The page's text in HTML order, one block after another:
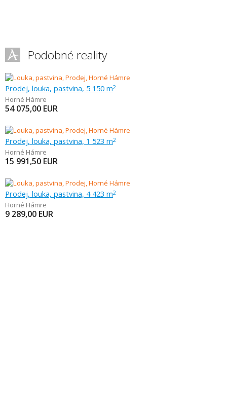
Podobné reality
Prodej, louka, pastvina, 5 150 m2
Horné Hámre
54 075,00 EUR
Prodej, louka, pastvina, 1 523 m2
Horné Hámre
15 991,50 EUR
Prodej, louka, pastvina, 4 423 m2
Horné Hámre
9 289,00 EUR